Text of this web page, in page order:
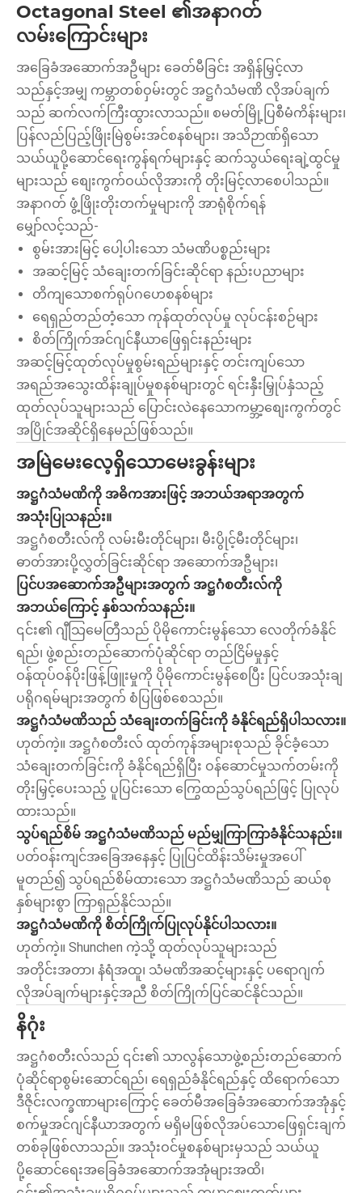
Octagonal Steel ၏အနာဂတ်
လမ်းကြောင်းများ
အခြေခံအဆောက်အဦများ ခေတ်မီခြင်း အရှိန်မြှင့်လာ
သည်နှင့်အမျှ ကမ္ဘာတစ်ဝှမ်းတွင် အဋ္ဌဂံသံမဏိ လိုအပ်ချက်
သည် ဆက်လက်ကြီးထွားလာသည်။ စမတ်မြို့ပြစီမံကိန်းများ၊
ပြန်လည်ပြည့်ဖြိုးမြဲစွမ်းအင်စနစ်များ၊ အသိဉာဏ်ရှိသော
သယ်ယူပို့ဆောင်ရေးကွန်ရက်များနှင့် ဆက်သွယ်ရေးချဲ့ထွင်မှု
များသည် စျေးကွက်ဝယ်လိုအားကို တိုးမြင့်လာစေပါသည်။
အနာဂတ် ဖွံ့ဖြိုးတိုးတက်မှုများကို အာရုံစိုက်ရန်
မျှော်လင့်သည်-
စွမ်းအားမြင့် ပေါ့ပါးသော သံမဏိပစ္စည်းများ
အဆင့်မြင့် သံချေးတက်ခြင်းဆိုင်ရာ နည်းပညာများ
တိကျသောစက်ရုပ်ဂဟေစနစ်များ
ရေရှည်တည်တံ့သော ကုန်ထုတ်လုပ်မှု လုပ်ငန်းစဉ်များ
စိတ်ကြိုက်အင်ဂျင်နီယာဖြေရှင်းနည်းများ
အဆင့်မြင့်ထုတ်လုပ်မှုစွမ်းရည်များနှင့် တင်းကျပ်သော
အရည်အသွေးထိန်းချုပ်မှုစနစ်များတွင် ရင်းနှီးမြှုပ်နှံသည့်
ထုတ်လုပ်သူများသည် ပြောင်းလဲနေသောကမ္ဘာ့စျေးကွက်တွင်
အပြိုင်အဆိုင်ရှိနေမည်ဖြစ်သည်။
အမြဲမေးလေ့ရှိသောမေးခွန်းများ
အဋ္ဌဂံသံမဏိကို အဓိကအားဖြင့် အဘယ်အရာအတွက်
အသုံးပြုသနည်း။
အဋ္ဌဂံစတီးလ်ကို လမ်းမီးတိုင်များ၊ မီးပွိုင့်မီးတိုင်များ၊
ဓာတ်အားပို့လွှတ်ခြင်းဆိုင်ရာ အဆောက်အဦများ၊
ပြင်ပအဆောက်အဦများအတွက် အဋ္ဌဂံစတီးလ်ကို
အဘယ်ကြောင့် နှစ်သက်သနည်း။
၎င်း၏ ဂျီသြမေတြီသည် ပိုမိုကောင်းမွန်သော လေတိုက်ခံနိုင်
ရည်၊ ဖွဲ့စည်းတည်ဆောက်ပုံဆိုင်ရာ တည်ငြိမ်မှုနှင့်
ဝန်ထုပ်ဝန်ပိုးဖြန့်ဖြူးမှုကို ပိုမိုကောင်းမွန်စေပြီး ပြင်ပအသုံးချ
ပရိုဂရမ်များအတွက် စံပြဖြစ်စေသည်။
အဋ္ဌဂံသံမဏိသည် သံချေးတက်ခြင်းကို ခံနိုင်ရည်ရှိပါသလား။
ဟုတ်ကဲ့။ အဋ္ဌဂံစတီးလ် ထုတ်ကုန်အများစုသည် ခိုင်ခံ့သော
သံချေးတက်ခြင်းကို ခံနိုင်ရည်ရှိပြီး ဝန်ဆောင်မှုသက်တမ်းကို
တိုးမြှင့်ပေးသည့် ပူပြင်းသော ကြွေထည်သွပ်ရည်ဖြင့် ပြုလုပ်
ထားသည်။
သွပ်ရည်စိမ် အဋ္ဌဂံသံမဏိသည် မည်မျှကြာကြာခံနိုင်သနည်း။
ပတ်ဝန်းကျင်အခြေအနေနှင့် ပြုပြင်ထိန်းသိမ်းမှုအပေါ်
မူတည်၍ သွပ်ရည်စိမ်ထားသော အဋ္ဌဂံသံမဏိသည် ဆယ်စု
နှစ်များစွာ ကြာရှည်နိုင်သည်။
အဋ္ဌဂံသံမဏိကို စိတ်ကြိုက်ပြုလုပ်နိုင်ပါသလား။
ဟုတ်ကဲ့။ Shunchen ကဲ့သို့ ထုတ်လုပ်သူများသည်
အတိုင်းအတာ၊ နံရံအထူ၊ သံမဏိအဆင့်များနှင့် ပရောဂျက်
လိုအပ်ချက်များနှင့်အညီ စိတ်ကြိုက်ပြင်ဆင်နိုင်သည်။
နိဂုံး
အဋ္ဌဂံစတီးလ်သည် ၎င်း၏ သာလွန်သောဖွဲ့စည်းတည်ဆောက်
ပုံဆိုင်ရာစွမ်းဆောင်ရည်၊ ရေရှည်ခံနိုင်ရည်နှင့် ထိရောက်သော
ဒီဇိုင်းလက္ခဏာများကြောင့် ခေတ်မီအခြေခံအဆောက်အအုံနှင့်
စက်မှုအင်ဂျင်နီယာအတွက် မရှိမဖြစ်လိုအပ်သောဖြေရှင်းချက်
တစ်ခုဖြစ်လာသည်။ အသုံးဝင်မှုစနစ်များမှသည် သယ်ယူ
ပို့ဆောင်ရေးအခြေခံအဆောက်အအုံများအထိ၊